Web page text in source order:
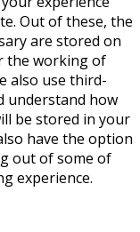
Out of these, the
are stored on
the working of
also use third-
understand how
be stored in your
have the option
out of some of
experience.